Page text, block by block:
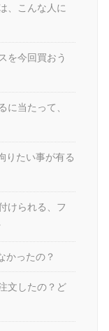
、こんな人に
を今回買おう
に当たって、
りたい事が有る
けられる、フ
かったの？
文したの？ど